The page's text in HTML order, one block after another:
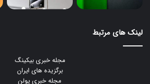
لینک های مرتبط
مجله خبری بیکینگ
برگزیده های ایران
مجله خبری یولن